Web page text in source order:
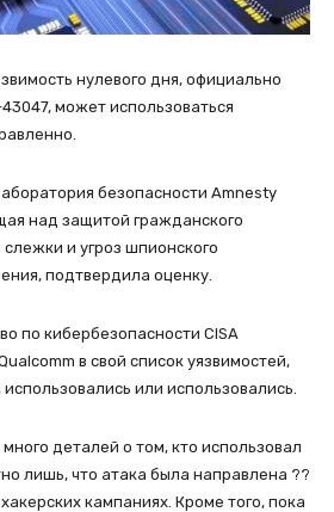
нулевого дня, официально
может использоваться
безопасности Amnesty
над защитой гражданского
и угроз шпионского
подтвердила оценку.
по кибербезопасности CISA
в свой список уязвимостей,
или использовались.
деталей о том, кто использовал
лишь, что атака была направлена ??
кампаниях. Кроме того, пока